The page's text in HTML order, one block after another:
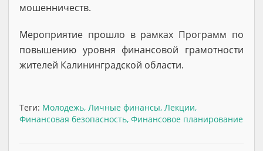
мошенничеств.
Мероприятие прошло в рамках Программ по
повышению уровня финансовой грамотности
жителей Калининградской области.
Теги: Молодежь, Личные финансы, Лекции,
Финансовая безопасность, Финансовое планирование